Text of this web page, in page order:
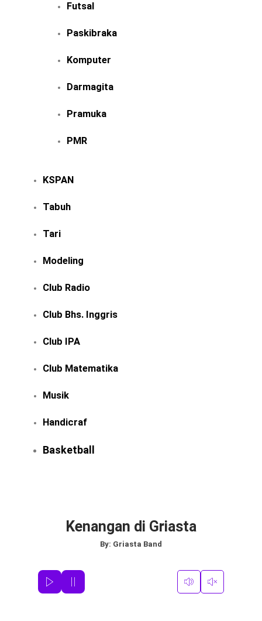
Futsal
Paskibraka
Komputer
Darmagita
Pramuka
PMR
KSPAN
Tabuh
Tari
Modeling
Club Radio
Club Bhs. Inggris
Club IPA
Club Matematika
Musik
Handicraf
Basketball
Kenangan di Griasta
By: Griasta Band